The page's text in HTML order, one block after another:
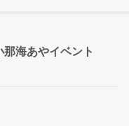
那海あやイベント